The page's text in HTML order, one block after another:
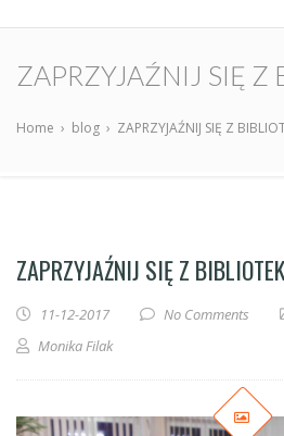
ZAPRZYJAŹNIJ SIĘ Z
Home › blog › ZAPRZYJAŹNIJ SIĘ Z
ZAPRZYJAŹNIJ SIĘ Z
11-12-2017 No Comments
Monika Filak